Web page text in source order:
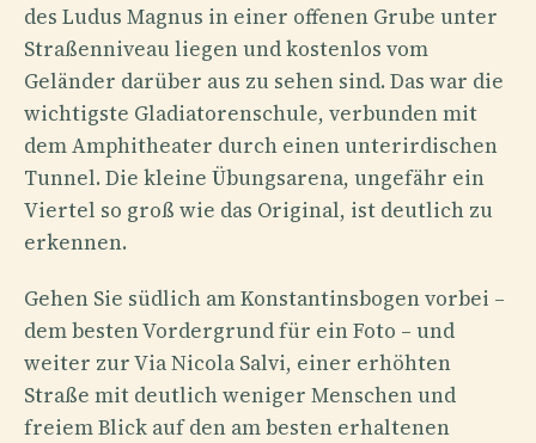
des Ludus Magnus in einer offenen Grube unter
Straßenniveau liegen und kostenlos vom
Geländer darüber aus zu sehen sind. Das war die
wichtigste Gladiatorenschule, verbunden mit
dem Amphitheater durch einen unterirdischen
Tunnel. Die kleine Übungsarena, ungefähr ein
Viertel so groß wie das Original, ist deutlich zu
erkennen.
Gehen Sie südlich am Konstantinsbogen vorbei –
dem besten Vordergrund für ein Foto – und
weiter zur Via Nicola Salvi, einer erhöhten
Straße mit deutlich weniger Menschen und
freiem Blick auf den am besten erhaltenen